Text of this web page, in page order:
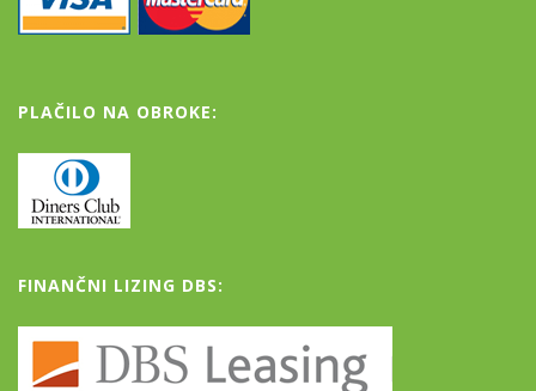
PLAČILO NA OBROKE:
FINANČNI LIZING DBS: